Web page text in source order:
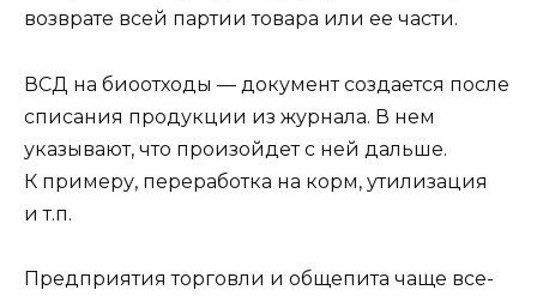
возврате всей партии товара или ее части.
ВСД на биоотходы — документ создается после
списания продукции из журнала. В нем
указывают, что произойдет с ней дальше.
К примеру, переработка на корм, утилизация
и т.п.
Предприятия торговли и общепита чаще все-